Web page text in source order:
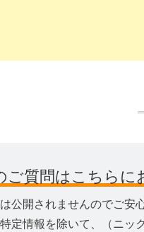
ご質問はこちらに
公開されませんのでご安
定情報を除いて、（ニッ